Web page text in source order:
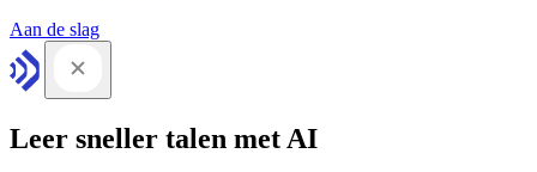
Aan de slag
Leer sneller talen met AI